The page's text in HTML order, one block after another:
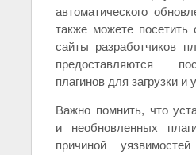
автоматического
также можете
сайты разработчиков
предоставляются
плагинов для загрузки и
Важно помнить, что
и необновленных
причиной